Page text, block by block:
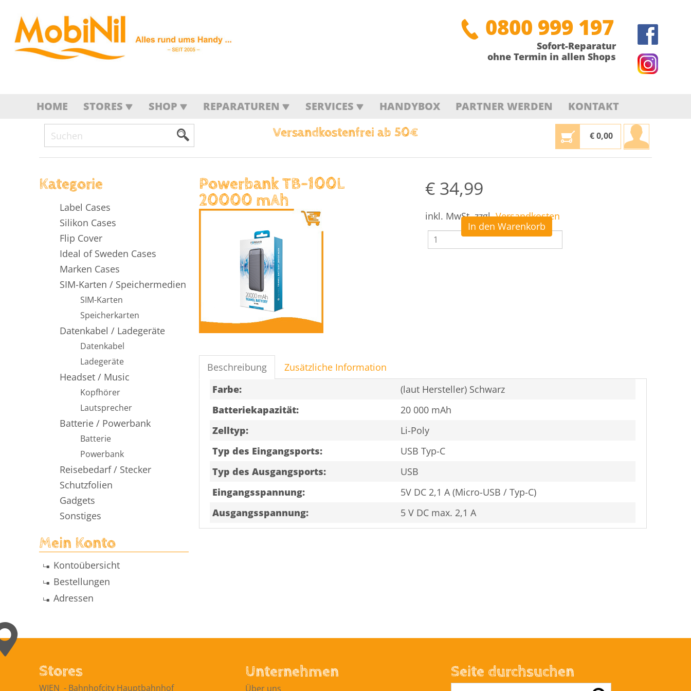
0800 999 197
Sofort-Reparatur
ohne Termin in allen Shops
HOME STORES SHOP REPARATUREN SERVICES HANDYBOX PARTNER WERDEN KONTAKT
Versandkostenfrei ab 50€ €0,00
Kategorie
Label Cases
Silikon Cases
Flip Cover
Ideal of Sweden Cases
Marken Cases
SIM-Karten / Speichermedien
SIM-Karten
Speicherkarten
Datenkabel / Ladegeräte
Datenkabel
Ladegeräte
Headset / Music
Kopfhörer
Lautsprecher
Batterie / Powerbank
Batterie
Powerbank
Reisebedarf / Stecker
Schutzfolien
Gadgets
Sonstiges
Mein Konto
Kontoübersicht
Bestellungen
Adressen
Powerbank TB-100L
20000 mAh
€ 34,99
inkl. MwSt. zzgl.Versandkosten
Powerbank
TB-
In den Warenkorb
Beschreibung
Zusätzliche Information
Farbe:
(laut Hersteller) Schwarz
Batteriekapazität:
20 000 mAh
Zelltyp:
Li-Poly
Typ des Eingangsports:
USB Typ-C
Typ des Ausgangsports:
USB
Eingangsspannung:
5V DC 2,1 A (Micro-USB / Typ-C)
Ausgangsspannung:
5 V DC max. 2,1 A
Stores
WIEN ​ -​ Bahnhofcity Hauptbahnhof
Unternehmen
Über uns
Seite durchsuchen